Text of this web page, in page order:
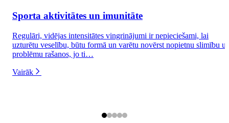
Sporta aktivitātes un imunitāte
Regulāri, vidējas intensitātes vingrinājumi ir nepieciešami, lai
uzturētu veselību, būtu formā un varētu novērst nopietnu slimību
problēmu rašanos, jo ti…
Vairāk